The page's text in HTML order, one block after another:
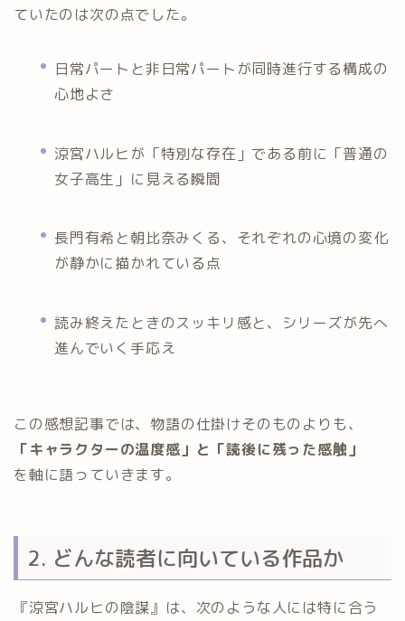
ていたのは次の点でした。
日常パートと非日常パートが同時進行する構成の
心地よさ
涼宮ハルヒが「特別な存在」である前に「普通の
女子高生」に見える瞬間
長門有希と朝比奈みくる、それぞれの心境の変化
が静かに描かれている点
読み終えたときのスッキリ感と、シリーズが先へ
進んでいく手応え
この感想記事では、物語の仕掛けそのものよりも、
「キャラクターの温度感」と「読後に残った感触」
を軸に語っていきます。
2. どんな読者に向いている作品か
『涼宮ハルヒの陰謀』は、次のような人には特に合う